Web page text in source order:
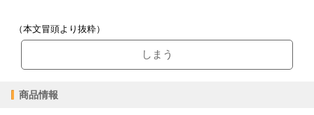
（本文冒頭より抜粋）
しまう
商品情報